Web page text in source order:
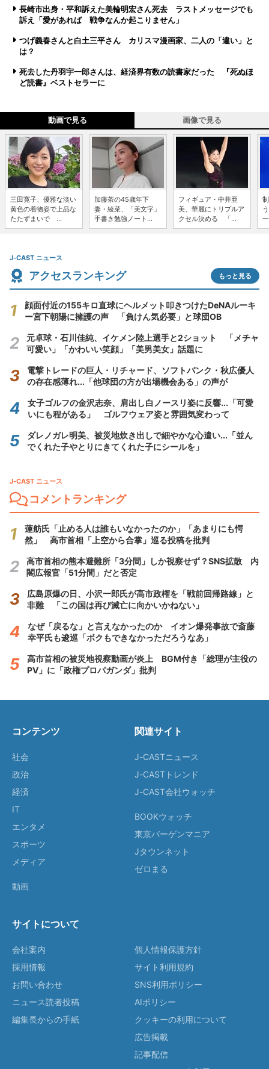
長崎市出身・平和訴えた美輪明宏さん死去 ラストメッセージでも
訴え「愛があれば 戦争なんか起こりません」
つげ義春さんと白土三平さん カリスマ漫画家、二人の「違い」と
は？
死去した丹羽宇一郎さんは、経済界有数の読書家だった 『死ぬほ
ど読書』ベストセラーに
動画で見る 画像で見る
三田寛子、優雅な淡い
黄色の着物姿で上品な
たたずまいで ...
加藤茶の45歳年下
妻・綾菜、「美文字」
手書き勉強ノート...
フィギュア・中井亜
美、華麗にトリプルア
クセル決める 「...
J-CAST ニュース
アクセスランキング もっと見る
顔面付近の155キロ直球にヘルメット叩きつけたDeNAルーキ
ー宮下朝陽に擁護の声 「負けん気必要」と球団OB
元卓球・石川佳純、イケメン陸上選手と2ショット 「メチャ
可愛い」「かわいい笑顔」「美男美女」話題に
電撃トレードの巨人・リチャード、ソフトバンク・秋広優人
の存在感薄れ...「他球団の方が出場機会ある」の声が
女子ゴルフの金沢志奈、肩出し白ノースリ姿に反響...「可愛
いにも程がある」 ゴルフウェア姿と雰囲気変わって
ダレノガレ明美、被災地炊き出しで細やかな心遣い...「並ん
でくれた子やとりにきてくれた子にシールを」
J-CAST ニュース
コメントランキング
蓮舫氏「止める人は誰もいなかったのか」「あまりにも愕
然」 高市首相「上空から合掌」巡る投稿を批判
高市首相の熊本避難所「3分間」しか視察せず？SNS拡散 内
閣広報官「51分間」だと否定
広島原爆の日、小沢一郎氏が高市政権を「戦前回帰路線」と
非難 「この国は再び滅亡に向かいかねない」
なぜ「戻るな」と言えなかったのか イオン爆発事故で斎藤
幸平氏も逡巡「ボクもできなかっただろうなあ」
高市首相の被災地視察動画が炎上 BGM付き「総理が主役の
PV」に「政権プロパガンダ」批判
コンテンツ
社会
政治
経済
IT
エンタメ
スポーツ
メディア
動画
関連サイト
J-CASTニュース
J-CASTトレンド
J-CAST会社ウォッチ
BOOKウォッチ
東京バーゲンマニア
Jタウンネット
ゼロまる
サイトについて
会社案内
採用情報
お問い合わせ
ニュース読者投稿
編集長からの手紙
個人情報保護方針
サイト利用規約
SNS利用ポリシー
AIポリシー
クッキーの利用について
広告掲載
記事配信